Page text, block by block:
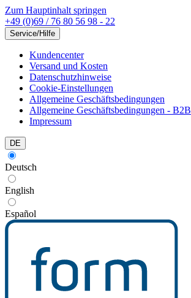
Zum Hauptinhalt springen
+49 (0)69 / 76 80 56 98 - 22
Service/Hilfe
Kundencenter
Versand und Kosten
Datenschutzhinweise
Cookie-Einstellungen
Allgemeine Geschäftsbedingungen
Allgemeine Geschäftsbedingungen - B2B
Impressum
DE
Deutsch
English
Español